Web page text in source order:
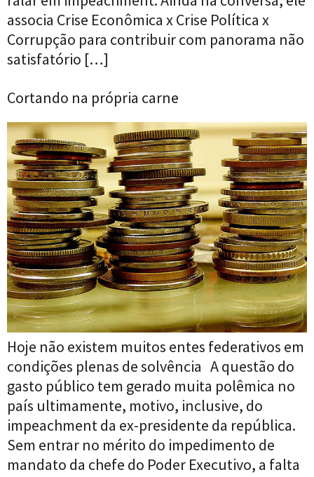
associa Crise Econômica x Crise Política x
Corrupção para contribuir com panorama não
satisfatório […]
Cortando na própria carne
Hoje não existem muitos entes federativos em
condições plenas de solvência A questão do
gasto público tem gerado muita polêmica no
país ultimamente, motivo, inclusive, do
impeachment da ex-presidente da república.
Sem entrar no mérito do impedimento de
mandato da chefe do Poder Executivo, a falta